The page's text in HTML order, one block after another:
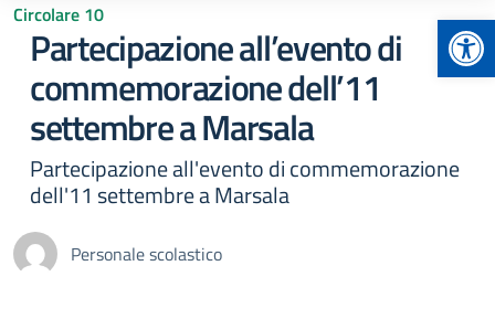
Circolare 10
Partecipazione all’evento di
commemorazione dell’11
settembre a Marsala
Partecipazione all'evento di commemorazione
dell'11 settembre a Marsala
Personale scolastico